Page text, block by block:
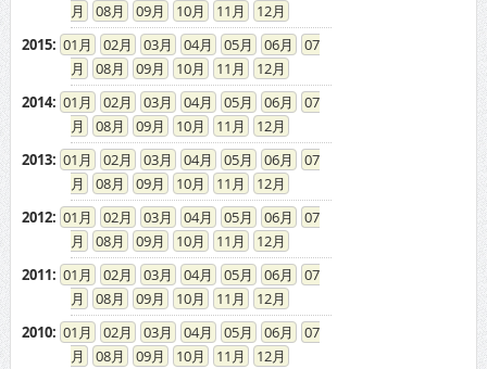
08
09 10 11
12
2015: 01 02 03 04 05 06
07
08
09 10 11
12
2014: 01 02 03 04 05 06
07
08
09 10 11
12
2013: 01 02 03 04 05 06
07
08
09 10 11
12
2012: 01 02 03 04 05 06
07
08
09 10 11
12
2011: 01 02 03 04 05 06
07
08
09 10 11
12
2010: 01 02 03 04 05 06
07
08
09 10 11
12